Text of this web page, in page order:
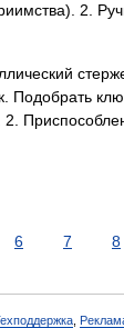
2.
Подобрать
2.
6 7 8